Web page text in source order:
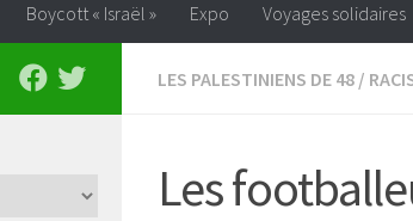
Boycott « Israël » Expo Voyages solidaires
LES PALESTINIENS DE 48 /
Les